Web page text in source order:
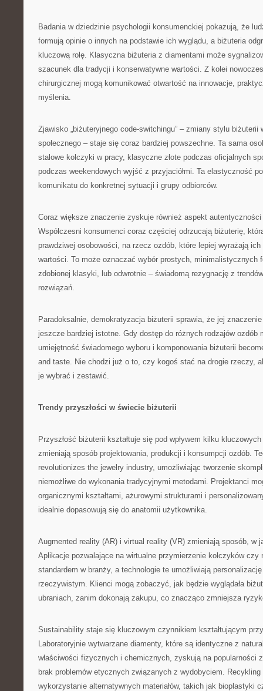
Badania w dziedzinie psychologii konsumenckiej pokazują, że
formują opinie o innych na podstawie ich wyglądu, a biżuteria
kluczową rolę. Klasyczna biżuteria z diamentami może
szacunek dla tradycji i konserwatywne wartości. Z kolei
chirurgicznej mogą komunikować otwartość na innowacje,
myślenia.
Zjawisko „biżuteryjnego code-switchingu” – zmiany stylu
społecznego – staje się coraz bardziej powszechne. Ta sama
stalowe kolczyki w pracy, klasyczne złote podczas oficjalnych
podczas weekendowych wyjść z przyjaciółmi. Ta elastyczność
komunikatu do konkretnej sytuacji i grupy odbiorców.
Coraz większe znaczenie zyskuje również aspekt
Współczesni konsumenci coraz częściej odrzucają biżuterię,
prawdziwej osobowości, na rzecz ozdób, które lepiej wyrażają
wartości. To może oznaczać wybór prostych, minimalistycznych
zdobionej klasyki, lub odwrotnie – świadomą rezygnację z
rozwiązań.
Paradoksalnie, demokratyzacja biżuterii sprawia, że jej
jeszcze bardziej istotne. Gdy dostęp do różnych rodzajów ozdób
umiejętność świadomego wyboru i komponowania biżuterii
and taste. Nie chodzi już o to, czy kogoś stać na drogie rzeczy,
je wybrać i zestawić.
Trendy przyszłości w świecie biżuterii
Przyszłość biżuterii kształtuje się pod wpływem kilku
zmieniają sposób projektowania, produkcji i konsumpcji ozdób.
revolutionizes the jewelry industry, umożliwiając tworzenie
niemożliwe do wykonania tradycyjnymi metodami. Projektanci
organicznymi kształtami, ażurowymi strukturami i
idealnie dopasowują się do anatomii użytkownika.
Augmented reality (AR) i virtual reality (VR) zmieniają sposób, w
Aplikacje pozwalające na wirtualne przymierzenie kolczyków czy
standardem w branży, a technologie te umożliwiają
rzeczywistym. Klienci mogą zobaczyć, jak będzie wyglądała
ubraniach, zanim dokonają zakupu, co znacząco zmniejsza
Sustainability staje się kluczowym czynnikiem kształtującym
Laboratoryjnie wytwarzane diamenty, które są identyczne z
właściwości fizycznych i chemicznych, zyskują na popularności
brak problemów etycznych związanych z wydobyciem.
wykorzystanie alternatywnych materiałów, takich jak bioplastyki